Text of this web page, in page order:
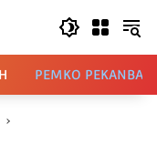
PEMKO